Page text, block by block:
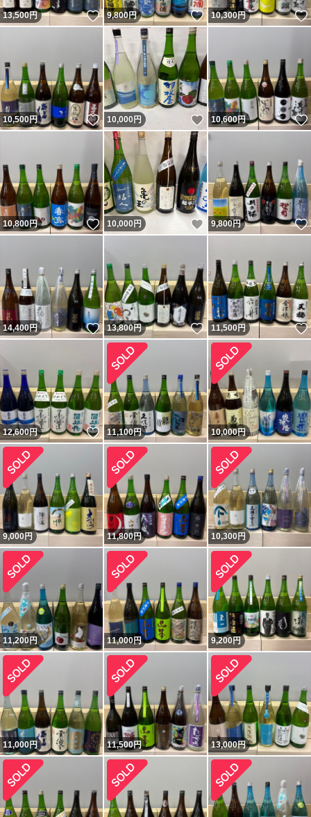
13,500円 いいね！
9,800円 いいね！
10,300円
10,500円 いいね！
10,000円 いいね！
10,600円
10,800円 いいね！
10,000円 いいね！
9,800円
14,400円 いいね！
13,800円 いいね！
11,500円
12,600円 いいね！
11,100円 10,000円
9,000円 11,800円 10,300円
11,200円 11,000円 9,200円
11,000円 11,500円 13,000円